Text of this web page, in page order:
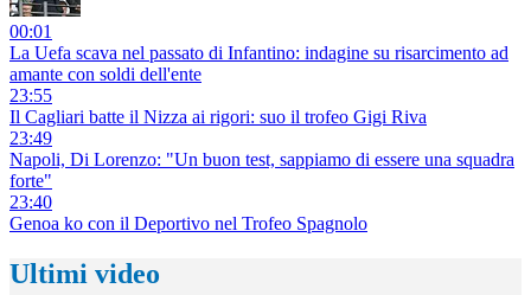
00:01
La Uefa scava nel passato di Infantino: indagine su risarcimento ad
amante con soldi dell'ente
23:55
Il Cagliari batte il Nizza ai rigori: suo il trofeo Gigi Riva
23:49
Napoli, Di Lorenzo: "Un buon test, sappiamo di essere una squadra
forte"
23:40
Genoa ko con il Deportivo nel Trofeo Spagnolo
Ultimi video